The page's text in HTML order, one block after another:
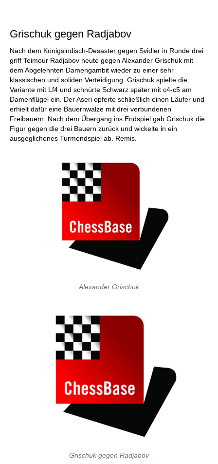
Grischuk gegen Radjabov
Nach dem Königsindisch-Desaster gegen Svidler in Runde drei
griff Teimour Radjabov heute gegen Alexander Grischuk mit
dem Abgelehnten Damengambit wieder zu einer sehr
klassischen und soliden Verteidigung. Grischuk spielte die
Variante mit Lf4 und schnürte Schwarz später mit c4-c5 am
Damenflügel ein. Der Aseri opferte schließlich einen Läufer und
erhielt dafür eine Bauernwalze mit drei verbundenen
Freibauern. Nach dem Übergang ins Endspiel gab Grischuk die
Figur gegen die drei Bauern zurück und wickelte in ein
ausgeglichenes Turmendspiel ab. Remis.
Alexander Grischuk
Grischuk gegen Radjabov